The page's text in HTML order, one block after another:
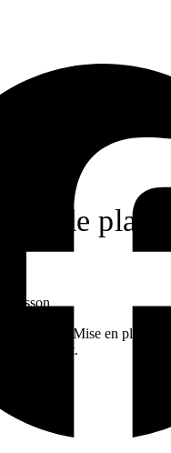
de
Cusson
Clévia - Mise en place
centre-est.
utilisé